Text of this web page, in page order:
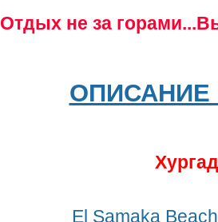
Отдых не за
ОПИСАНИЕ
El Samaka